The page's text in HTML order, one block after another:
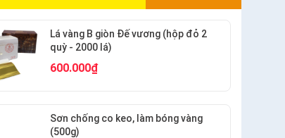
Lá vàng B giòn Đế vương (hộp đỏ 2
quỳ - 2000 lá)
600.000₫
Sơn chống co keo, làm bóng vàng
(500g)